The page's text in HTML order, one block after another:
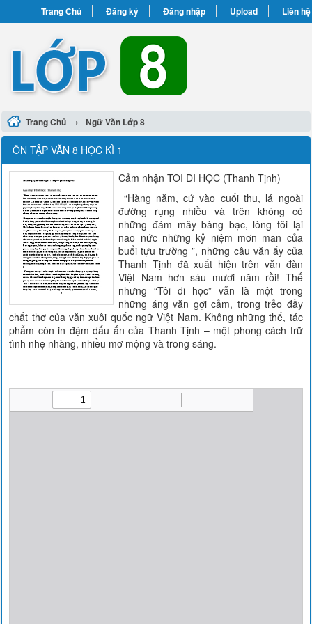
Trang Chủ Đăng ký Đăng nhập Upload Liên hệ
Trang Chủ › Ngữ Văn Lớp 8
ÔN TẬP VĂN 8 HỌC KÌ 1
Cảm nhận TÔI ĐI HỌC (Thanh Tịnh)
“Hàng năm, cứ vào cuối thu, lá ngoài
đường rụng nhiều và trên không có
những đám mây bàng bạc, lòng tôi lại
nao nức những kỷ niệm mơn man của
buổi tựu trường ”, những câu văn ấy của
Thanh Tịnh đã xuất hiện trên văn đàn
Việt Nam hơn sáu mươi năm rồi! Thế
nhưng “Tôi đi học” vẫn là một trong
những áng văn gợi cảm, trong trẻo đầy
chất thơ của văn xuôi quốc ngữ Việt Nam. Không những thế, tác
phẩm còn in đậm dấu ấn của Thanh Tịnh – một phong cách trữ
tình nhẹ nhàng, nhiều mơ mộng và trong sáng.